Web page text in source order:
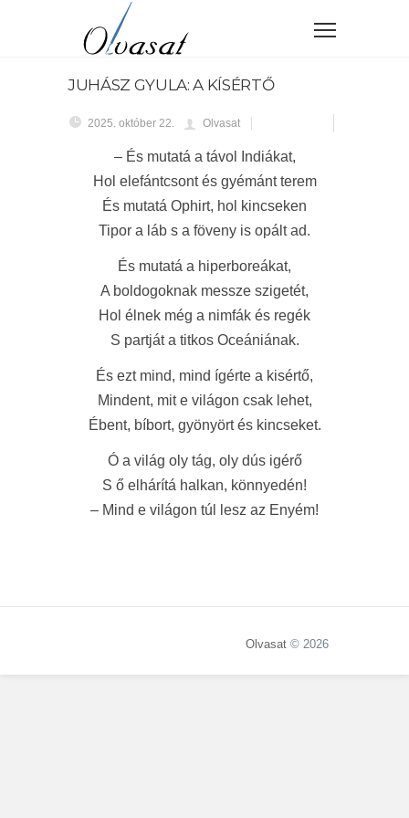
JUHÁSZ GYULA: A KÍSÉRTŐ
2025. október 22. Olvasat
– És mutatá a távol Indiákat,
Hol elefántcsont és gyémánt terem
És mutatá Ophirt, hol kincseken
Tipor a láb s a föveny is opált ad.
És mutatá a hiperboreákat,
A boldogoknak messze szigetét,
Hol élnek még a nimfák és regék
S partját a titkos Oceániának.
És ezt mind, mind ígérte a kisértő,
Mindent, mit e világon csak lehet,
Ébent, bíbort, gyönyört és kincseket.
Ó a világ oly tág, oly dús igérő
S ő elhárítá halkan, könnyedén!
– Mind e világon túl lesz az Enyém!
Olvasat © 2026